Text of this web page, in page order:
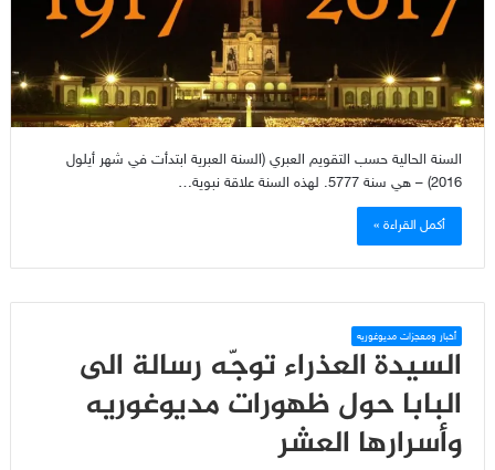
السنة الحالية حسب التقويم العبري (السنة العبرية ابتدأت في شهر أيلول
2016) – هي سنة 5777. لهذه السنة علاقة نبوية…
أكمل القراءة »
أخبار ومعجزات مديوغوريه
السيدة العذراء توجّه رسالة الى
البابا حول ظهورات مديوغوريه
وأسرارها العشر